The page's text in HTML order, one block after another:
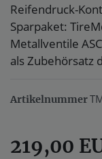
Reifendruck-
Sparpaket:
Metallventile
als Zubehörsatz
Artikelnummer
219,00